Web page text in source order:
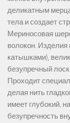
деликатным
тела и создает
Мериносовая
волокон. Изделия
катышками),
безупречный
Проходит
делая нить
имеет глубокий,
безупречность